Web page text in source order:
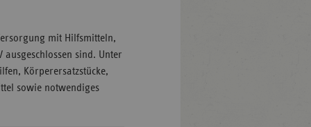
mit Hilfsmitteln,
ausgeschlossen sind. Unter
Körperersatzstücke,
sowie notwendiges